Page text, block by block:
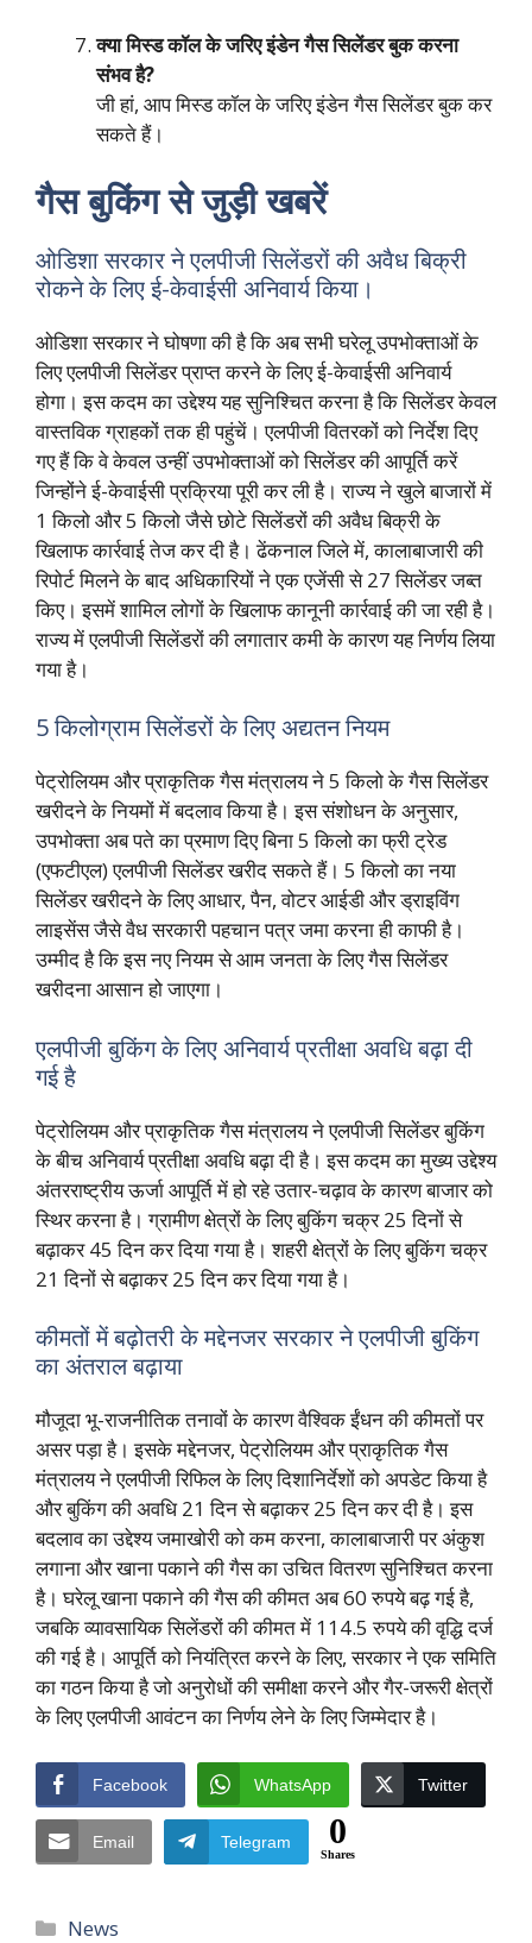
क्या मिस्ड कॉल के जरिए इंडेन गैस सिलेंडर बुक करना
संभव है?
जी हां, आप मिस्ड कॉल के जरिए इंडेन गैस सिलेंडर बुक कर
सकते हैं।
गैस बुकिंग से जुड़ी खबरें
ओडिशा सरकार ने एलपीजी सिलेंडरों की अवैध बिक्री
रोकने के लिए ई-केवाईसी अनिवार्य किया।
ओडिशा सरकार ने घोषणा की है कि अब सभी घरेलू उपभोक्ताओं के
लिए एलपीजी सिलेंडर प्राप्त करने के लिए ई-केवाईसी अनिवार्य
होगा। इस कदम का उद्देश्य यह सुनिश्चित करना है कि सिलेंडर केवल
वास्तविक ग्राहकों तक ही पहुंचें। एलपीजी वितरकों को निर्देश दिए
गए हैं कि वे केवल उन्हीं उपभोक्ताओं को सिलेंडर की आपूर्ति करें
जिन्होंने ई-केवाईसी प्रक्रिया पूरी कर ली है। राज्य ने खुले बाजारों में
1 किलो और 5 किलो जैसे छोटे सिलेंडरों की अवैध बिक्री के
खिलाफ कार्रवाई तेज कर दी है। ढेंकनाल जिले में, कालाबाजारी की
रिपोर्ट मिलने के बाद अधिकारियों ने एक एजेंसी से 27 सिलेंडर जब्त
किए। इसमें शामिल लोगों के खिलाफ कानूनी कार्रवाई की जा रही है।
राज्य में एलपीजी सिलेंडरों की लगातार कमी के कारण यह निर्णय लिया
गया है।
5 किलोग्राम सिलेंडरों के लिए अद्यतन नियम
पेट्रोलियम और प्राकृतिक गैस मंत्रालय ने 5 किलो के गैस सिलेंडर
खरीदने के नियमों में बदलाव किया है। इस संशोधन के अनुसार,
उपभोक्ता अब पते का प्रमाण दिए बिना 5 किलो का फ्री ट्रेड
(एफटीएल) एलपीजी सिलेंडर खरीद सकते हैं। 5 किलो का नया
सिलेंडर खरीदने के लिए आधार, पैन, वोटर आईडी और ड्राइविंग
लाइसेंस जैसे वैध सरकारी पहचान पत्र जमा करना ही काफी है।
उम्मीद है कि इस नए नियम से आम जनता के लिए गैस सिलेंडर
खरीदना आसान हो जाएगा।
एलपीजी बुकिंग के लिए अनिवार्य प्रतीक्षा अवधि बढ़ा दी
गई है
पेट्रोलियम और प्राकृतिक गैस मंत्रालय ने एलपीजी सिलेंडर बुकिंग
के बीच अनिवार्य प्रतीक्षा अवधि बढ़ा दी है। इस कदम का मुख्य उद्देश्य
अंतरराष्ट्रीय ऊर्जा आपूर्ति में हो रहे उतार-चढ़ाव के कारण बाजार को
स्थिर करना है। ग्रामीण क्षेत्रों के लिए बुकिंग चक्र 25 दिनों से
बढ़ाकर 45 दिन कर दिया गया है। शहरी क्षेत्रों के लिए बुकिंग चक्र
21 दिनों से बढ़ाकर 25 दिन कर दिया गया है।
कीमतों में बढ़ोतरी के मद्देनजर सरकार ने एलपीजी बुकिंग
का अंतराल बढ़ाया
मौजूदा भू-राजनीतिक तनावों के कारण वैश्विक ईंधन की कीमतों पर
असर पड़ा है। इसके मद्देनजर, पेट्रोलियम और प्राकृतिक गैस
मंत्रालय ने एलपीजी रिफिल के लिए दिशानिर्देशों को अपडेट किया है
और बुकिंग की अवधि 21 दिन से बढ़ाकर 25 दिन कर दी है। इस
बदलाव का उद्देश्य जमाखोरी को कम करना, कालाबाजारी पर अंकुश
लगाना और खाना पकाने की गैस का उचित वितरण सुनिश्चित करना
है। घरेलू खाना पकाने की गैस की कीमत अब 60 रुपये बढ़ गई है,
जबकि व्यावसायिक सिलेंडरों की कीमत में 114.5 रुपये की वृद्धि दर्ज
की गई है। आपूर्ति को नियंत्रित करने के लिए, सरकार ने एक समिति
का गठन किया है जो अनुरोधों की समीक्षा करने और गैर-जरूरी क्षेत्रों
के लिए एलपीजी आवंटन का निर्णय लेने के लिए जिम्मेदार है।
Facebook WhatsApp Twitter
Email Telegram 0
Shares
Categories
News